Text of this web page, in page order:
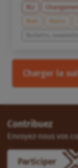
Mali
Maroc
Charger la
Contribuez
Envoyez-nous vos
Participer